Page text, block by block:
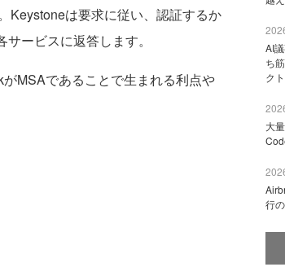
Keystoneは要求に従い、認証するか
ービスに返答します。
MSAであることで生まれる利点や
AI
ち
ク
大
行